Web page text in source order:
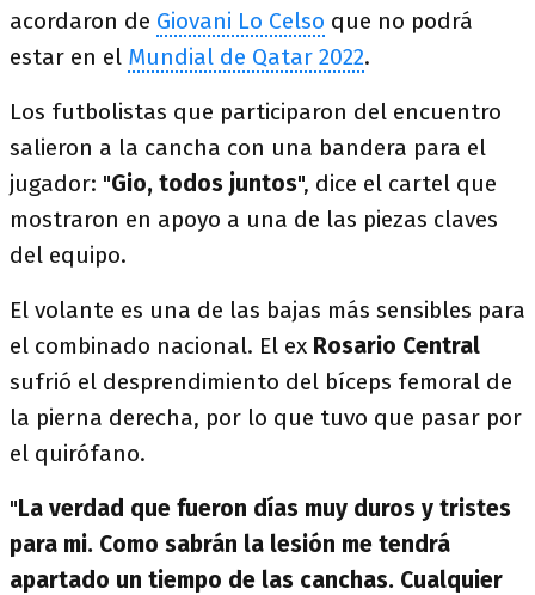
acordaron de Giovani Lo Celso que no podrá
estar en el Mundial de Qatar 2022.
Los futbolistas que participaron del encuentro
salieron a la cancha con una bandera para el
jugador: "Gio, todos juntos", dice el cartel que
mostraron en apoyo a una de las piezas claves
del equipo.
El volante es una de las bajas más sensibles para
el combinado nacional. El ex Rosario Central
sufrió el desprendimiento del bíceps femoral de
la pierna derecha, por lo que tuvo que pasar por
el quirófano.
"La verdad que fueron días muy duros y tristes
para mi. Como sabrán la lesión me tendrá
apartado un tiempo de las canchas. Cualquier